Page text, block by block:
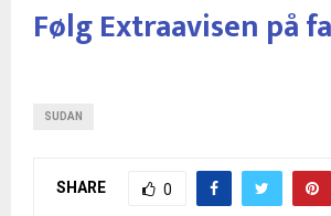
Følg Extraavisen på
SUDAN
SHARE 0